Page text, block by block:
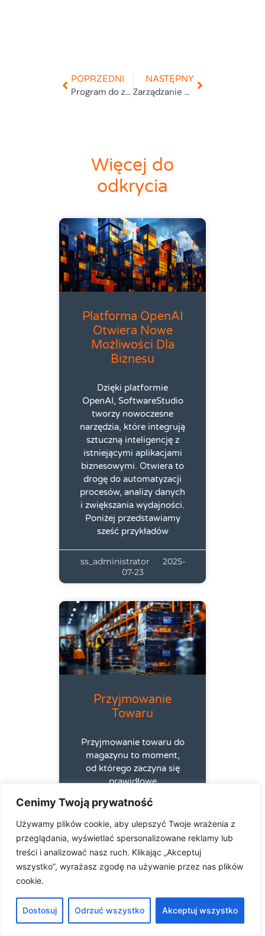
Cenimy Twoją prywatność
Używamy plików cookie, aby ulepszyć Twoje wrażenia z
przeglądania, wyświetlać spersonalizowane reklamy lub
treści i analizować nasz ruch. Klikając „Akceptuj
wszystko”, wyrażasz zgodę na używanie przez nas plików
cookie.
Dostosuj Odrzuć wszystko Akceptuj wszystko
POPRZEDNI
Program do zarządzania magazynem
NASTĘPNY
Zarządzanie oknami czasowymi
Więcej do
odkrycia
Platforma OpenAI
Otwiera Nowe
Możliwości Dla
Biznesu
Dzięki platformie
OpenAI, SoftwareStudio
tworzy nowoczesne
narzędzia, które integrują
sztuczną inteligencję z
istniejącymi aplikacjami
biznesowymi. Otwiera to
drogę do automatyzacji
procesów, analizy danych
i zwiększania wydajności.
Poniżej przedstawiamy
sześć przykładów
ss_administrator
2025-
07-23
Przyjmowanie
Towaru
Przyjmowanie towaru do
magazynu to moment,
od którego zaczyna się
prawidłowe
łańcucha logistycznego.
Każdy błąd na tym etapie
prowadzi do opóźnień,
pomyłek i strat, dlatego
firmy coraz częściej
06-25